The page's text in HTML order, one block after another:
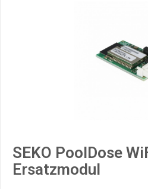
SEKO PoolDose
Ersatzmodul